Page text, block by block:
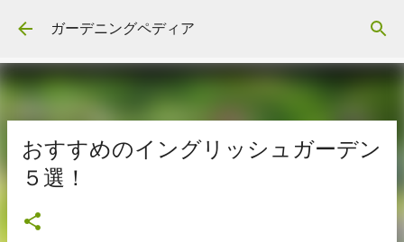
スキップしてメイン コンテンツに移動
ガーデニングペディア
おすすめのイングリッシュガーデン
５選！